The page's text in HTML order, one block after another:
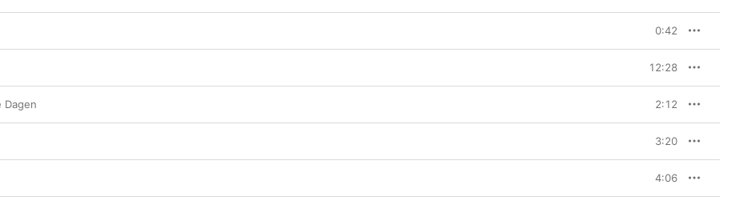
0:42
12:28
Dagen 2:12
3:20
4:06